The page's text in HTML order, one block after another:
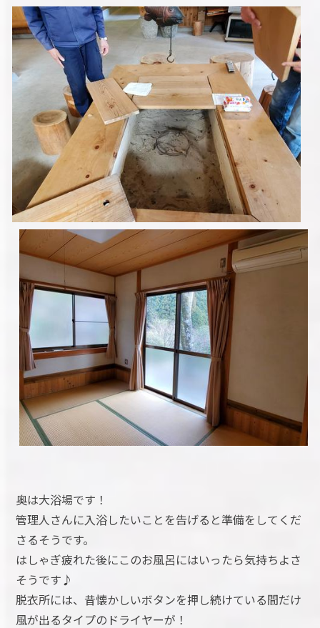
奥は大浴場です！
管理人さんに入浴したいことを告げると準備をしてくだ
さるそうです。
はしゃぎ疲れた後にこのお風呂にはいったら気持ちよさ
そうです♪
脱衣所には、昔懐かしいボタンを押し続けている間だけ
風が出るタイプのドライヤーが！